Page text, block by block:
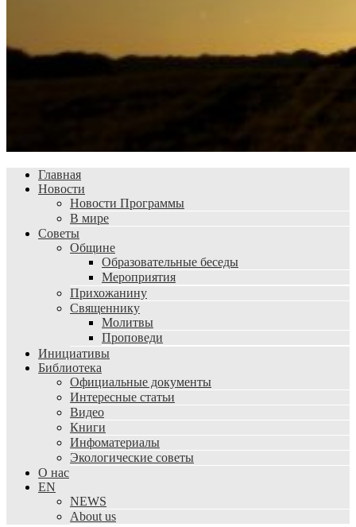
Главная
Новости
Новости Программы
В мире
Советы
Общине
Образовательные беседы
Мероприятия
Прихожанину
Священнику
Молитвы
Проповеди
Инициативы
Библиотека
Официальные документы
Интересные статьи
Видео
Книги
Инфоматериалы
Экологические советы
О нас
EN
NEWS
About us